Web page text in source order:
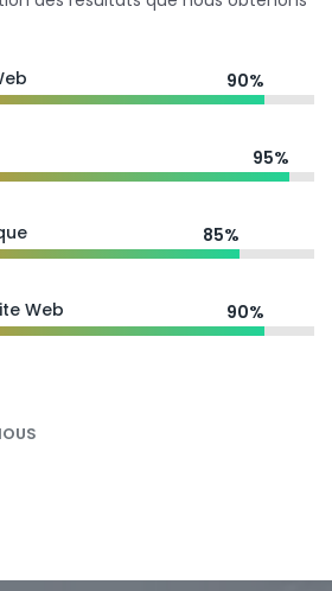
90%
95%
85%
Web 90%